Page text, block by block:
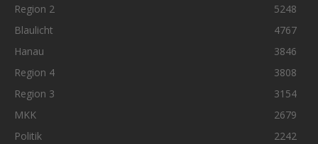
Region 2
5248
Blaulicht
4767
Hanau
3846
Region 4
3808
Region 3
3154
MKK
2679
Politik
2242